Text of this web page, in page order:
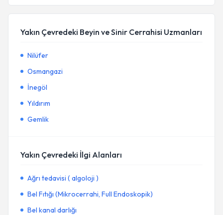
Yakın Çevredeki Beyin ve Sinir Cerrahisi Uzmanları
Nilüfer
Osmangazi
İnegöl
Yıldırım
Gemlik
Yakın Çevredeki İlgi Alanları
Ağrı tedavisi ( algoloji )
Bel Fıtığı (Mikrocerrahi, Full Endoskopik)
Bel kanal darlığı